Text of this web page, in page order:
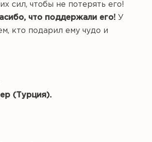
сил, чтобы не потерять его!
что поддержали его! У
кто подарил ему чудо и
(Турция).